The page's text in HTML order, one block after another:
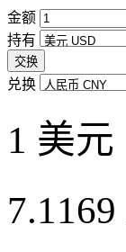
金额
持有
交换
兑换
1 美元
7.1169